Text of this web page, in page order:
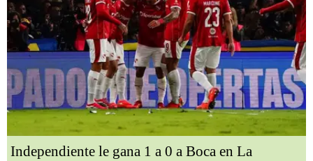
Independiente le gana 1 a 0 a Boca en La